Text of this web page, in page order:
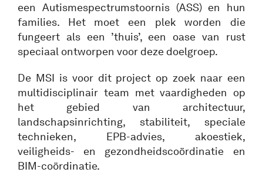
een Autismespectrumstoornis (ASS) en hun
families. Het moet een plek worden die
fungeert als een ’thuis’, een oase van rust
speciaal ontworpen voor deze doelgroep.
De MSI is voor dit project op zoek naar een
multidisciplinair team met vaardigheden op
het gebied van architectuur,
landschapsinrichting, stabiliteit, speciale
technieken, EPB-advies, akoestiek,
veiligheids- en gezondheidscoördinatie en
BIM-coördinatie.